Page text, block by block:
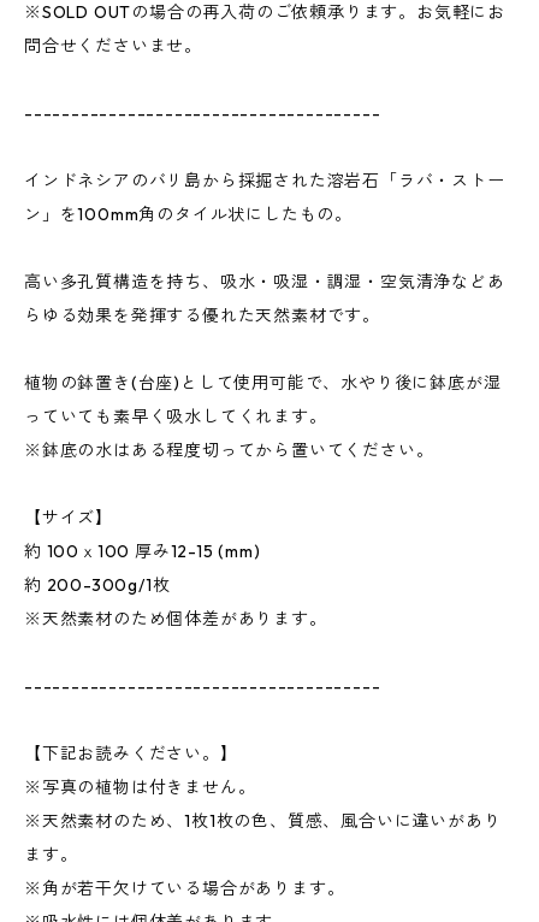
※SOLD OUTの場合の再入荷のご依頼承ります。お気軽にお
問合せくださいませ。
--------------------------------------
インドネシアのバリ島から採掘された溶岩石「ラバ・ストー
ン」を100mm角のタイル状にしたもの。
高い多孔質構造を持ち、吸水・吸湿・調湿・空気清浄などあ
らゆる効果を発揮する優れた天然素材です。
植物の鉢置き(台座)として使用可能で、水やり後に鉢底が湿
っていても素早く吸水してくれます。
※鉢底の水はある程度切ってから置いてください。
【サイズ】
約 100ｘ100 厚み12-15 (mm)
約 200-300g/1枚
※天然素材のため個体差があります。
--------------------------------------
【下記お読みください。】
※写真の植物は付きません。
※天然素材のため、1枚1枚の色、質感、風合いに違いがあり
ます。
※角が若干欠けている場合があります。